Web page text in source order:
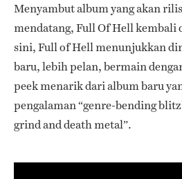
Menyambut album yang akan
mendatang, Full Of Hell kembali
sini, Full of Hell menunjukkan
baru, lebih pelan, bermain
peek menarik dari album baru
pengalaman “genre-bending
grind and death metal”.